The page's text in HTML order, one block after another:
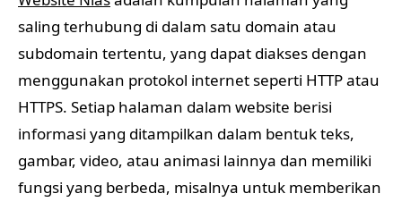
saling terhubung di dalam satu domain atau
subdomain tertentu, yang dapat diakses dengan
menggunakan protokol internet seperti HTTP atau
HTTPS. Setiap halaman dalam website berisi
informasi yang ditampilkan dalam bentuk teks,
gambar, video, atau animasi lainnya dan memiliki
fungsi yang berbeda, misalnya untuk memberikan